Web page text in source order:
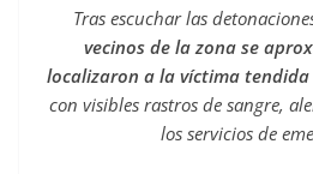
Tras escuchar las
vecinos de la zona se
localizaron a la víctima tendida
con visibles rastros de sangre,
los servicios de